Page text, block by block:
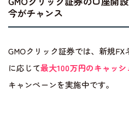
今がチャンス
GMOクリック証券では、新規
に応じて最大100万円のキャッシ
キャンペーンを実施中です。